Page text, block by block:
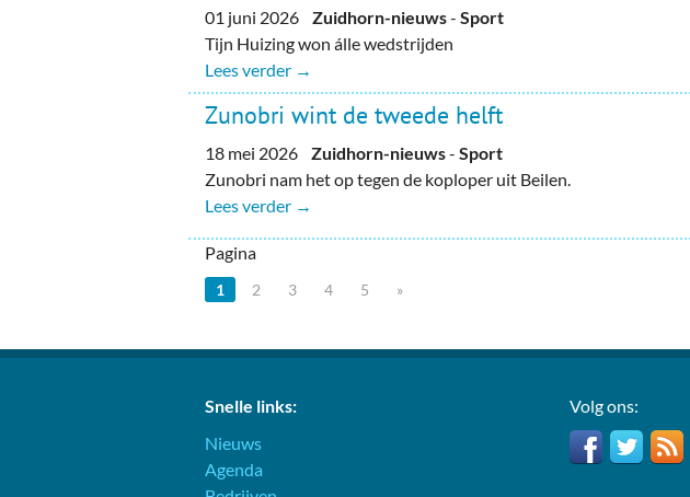
01 juni 2026Zuidhorn-nieuws-Sport
Tijn Huizing won álle wedstrijden
Lees verder →
Zunobri wint de tweede helft
18 mei 2026Zuidhorn-nieuws-Sport
Zunobri nam het op tegen de koploper uit Beilen.
Lees verder →
Pagina
1 2 3 4 5 »
Snelle links:
Nieuws
Agenda
Volg ons: